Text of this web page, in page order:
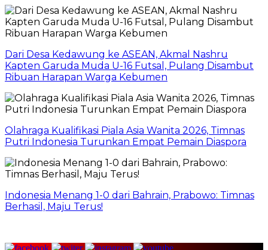
Dari Desa Kedawung ke ASEAN, Akmal Nashru
Kapten Garuda Muda U-16 Futsal, Pulang Disambut
Ribuan Harapan Warga Kebumen
Olahraga Kualifikasi Piala Asia Wanita 2026, Timnas
Putri Indonesia Turunkan Empat Pemain Diaspora
Indonesia Menang 1-0 dari Bahrain, Prabowo: Timnas
Berhasil, Maju Terus!